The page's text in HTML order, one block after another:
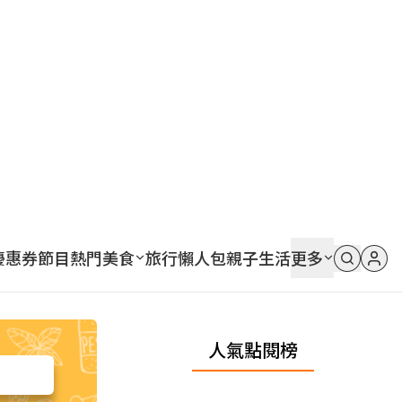
惠券節目熱門美食 旅行懶人包親子生活更多
人氣點閱榜